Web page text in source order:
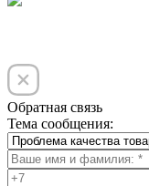
Обратная связь
Тема сообщения: